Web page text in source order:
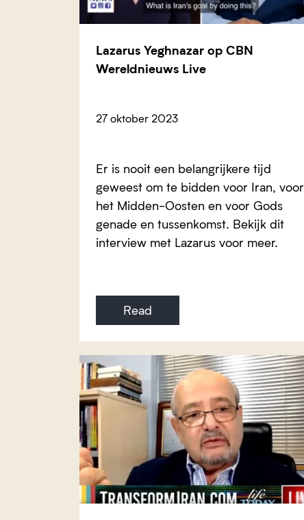
Lazarus Yeghnazar op CBN
Wereldnieuws Live
27 oktober 2023
Er is nooit een belangrijkere tijd
geweest om te bidden voor Iran, voor
het Midden-Oosten en voor Gods
genade en tussenkomst. Bekijk dit
interview met Lazarus voor meer.
Read